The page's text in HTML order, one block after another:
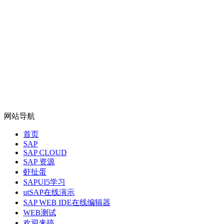
网站导航
首页
SAP
SAP CLOUD
SAP 资源
虾扯蛋
SAPUI5学习
utSAP在线演示
SAP WEB IDE在线编辑器
WEB测试